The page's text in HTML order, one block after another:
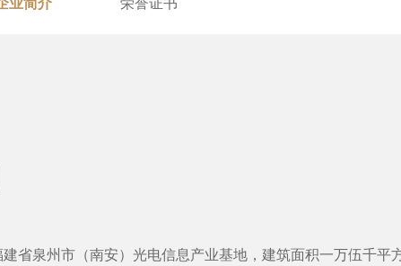
省泉州市（南安）光电信息产业基地，建筑面积一万伍千